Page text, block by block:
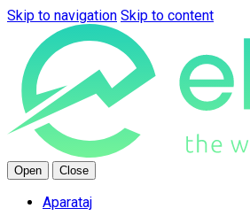
Skip to navigation Skip to content
Open Close
Aparataj